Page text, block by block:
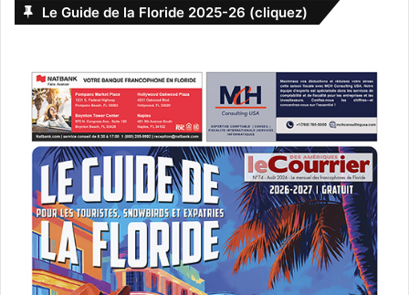
chanteur concert
Le Guide de la Floride 2025-26 (cliquez)